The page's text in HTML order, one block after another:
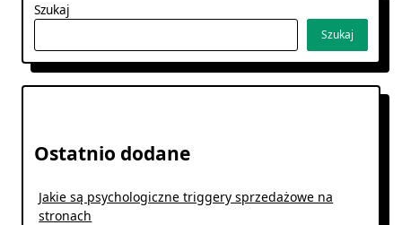
Szukaj
Szukaj
Ostatnio dodane
Jakie są psychologiczne triggery sprzedażowe na
stronach